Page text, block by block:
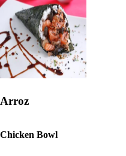
Arroz
Chicken Bowl